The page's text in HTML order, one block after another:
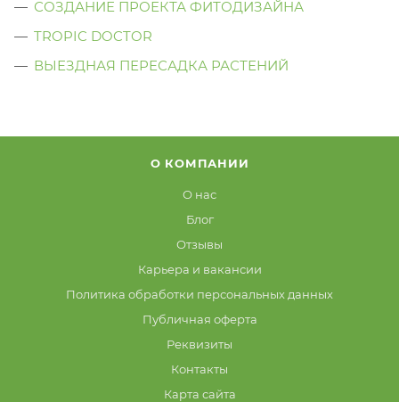
СОЗДАНИЕ ПРОЕКТА ФИТОДИЗАЙНА
TROPIC DOCTOR
ВЫЕЗДНАЯ ПЕРЕСАДКА РАСТЕНИЙ
О КОМПАНИИ
О нас
Блог
Отзывы
Карьера и вакансии
Политика обработки персональных данных
Публичная оферта
Реквизиты
Контакты
Карта сайта